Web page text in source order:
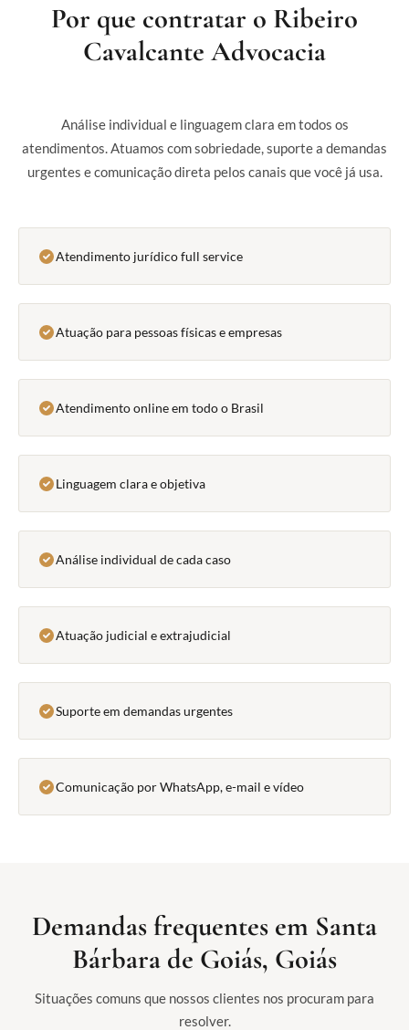
Por que contratar o Ribeiro
Cavalcante Advocacia
Análise individual e linguagem clara em todos os
atendimentos. Atuamos com sobriedade, suporte a demandas
urgentes e comunicação direta pelos canais que você já usa.
Atendimento jurídico full service
Atuação para pessoas físicas e empresas
Atendimento online em todo o Brasil
Linguagem clara e objetiva
Análise individual de cada caso
Atuação judicial e extrajudicial
Suporte em demandas urgentes
Comunicação por WhatsApp, e-mail e vídeo
Demandas frequentes em Santa
Bárbara de Goiás, Goiás
Situações comuns que nossos clientes nos procuram para
resolver.